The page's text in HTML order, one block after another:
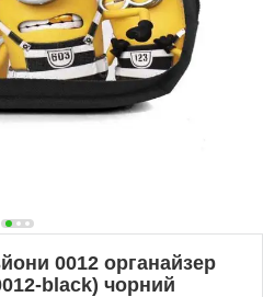
0012 органайзер
black) чорний